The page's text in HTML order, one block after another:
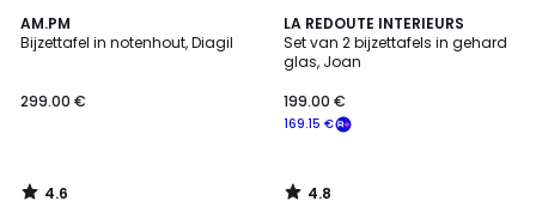
AM.PM
Bijzettafel in notenhout, Diagil
299.00 €
4.6
/ 5
4.6
/
LA REDOUTE INTERIEURS
Set van 2 bijzettafels in gehard
glas, Joan
169.15 €
199.00 €
4.8
/ 5
4.8
/